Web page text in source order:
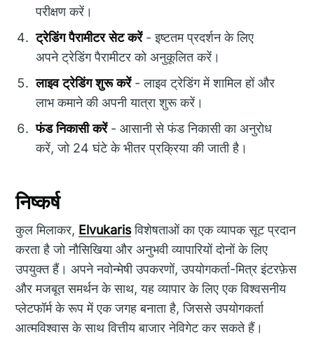
परीक्षण करें।
ट्रेडिंग पैरामीटर सेट करें- इष्टतम प्रदर्शन के लिए
अपने ट्रेडिंग पैरामीटर को अनुकूलित करें।
लाइव ट्रेडिंग शुरू करें- लाइव ट्रेडिंग में शामिल हों और
लाभ कमाने की अपनी यात्रा शुरू करें।
फंड निकासी करें- आसानी से फंड निकासी का अनुरोध
करें, जो 24 घंटे के भीतर प्रक्रिया की जाती है।
निष्कर्ष
कुल मिलाकर, Elvukarisविशेषताओं का एक व्यापक सूट प्रदान
करता है जो नौसिखिया और अनुभवी व्यापारियों दोनों के लिए
उपयुक्त हैं। अपने नवोन्मेषी उपकरणों, उपयोगकर्ता-मित्र इंटरफ़ेस
और मजबूत समर्थन के साथ, यह व्यापार के लिए एक विश्वसनीय
प्लेटफॉर्म के रूप में एक जगह बनाता है, जिससे उपयोगकर्ता
आत्मविश्वास के साथ वित्तीय बाजार नेविगेट कर सकते हैं।